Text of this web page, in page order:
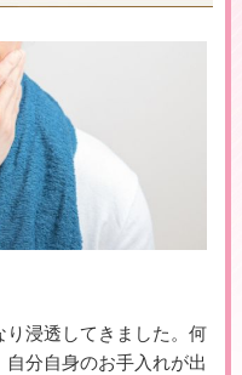
り浸透してきました。何
自分自身のお手入れが出